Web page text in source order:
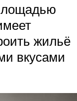
жильё
вкусами